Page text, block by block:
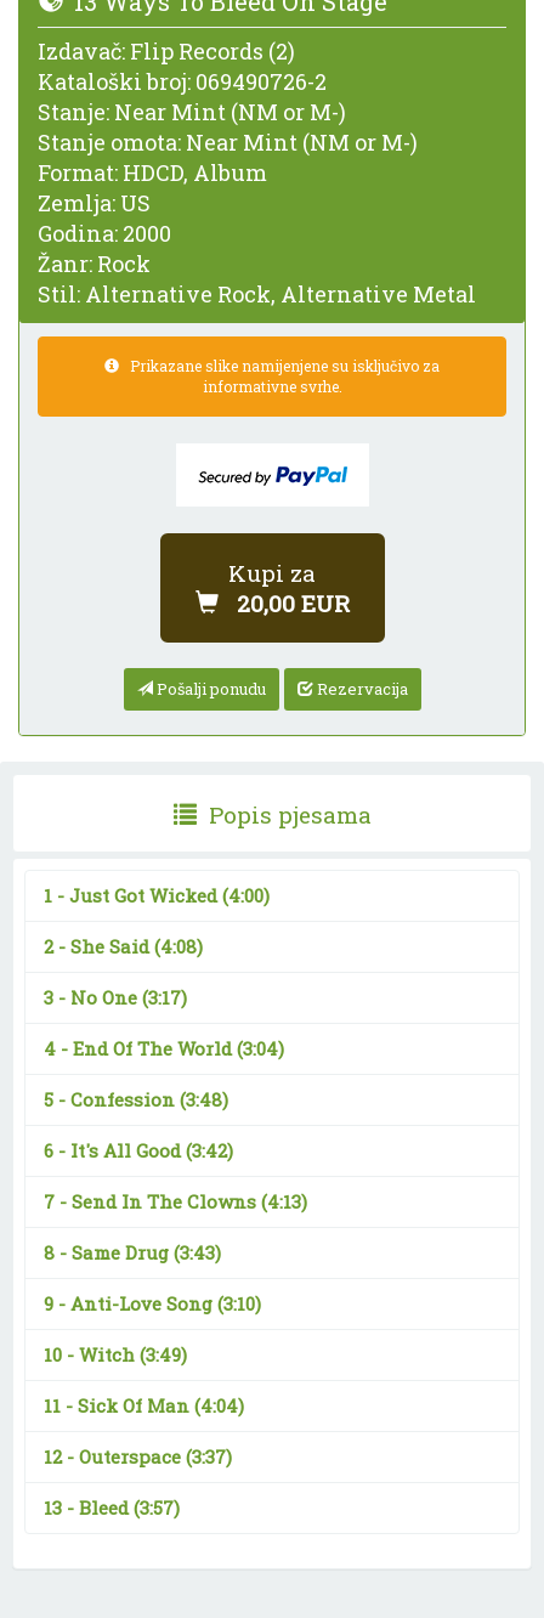
Izdavač: Flip Records (2)
Kataloški broj: 069490726-2
Stanje: Near Mint (NM or M-)
Stanje omota: Near Mint (NM or M-)
Format: HDCD, Album
Zemlja: US
Godina: 2000
Žanr: Rock
Stil: Alternative Rock, Alternative Metal
Prikazane slike namijenjene su isključivo za
informativne svrhe.
Kupi za
20,00 EUR
Pošalji ponudu Rezervacija
Popis pjesama
1 - Just Got Wicked(4:00)
2 - She Said(4:08)
3 - No One (3:17)
4 - End Of The World(3:04)
5 - Confession (3:48)
6 - It's All Good(3:42)
7 - Send In The Clowns (4:13)
8 - Same Drug (3:43)
9 - Anti-Love Song (3:10)
10 - Witch (3:49)
11 - Sick Of Man (4:04)
12 - Outerspace (3:37)
13 - Bleed(3:57)